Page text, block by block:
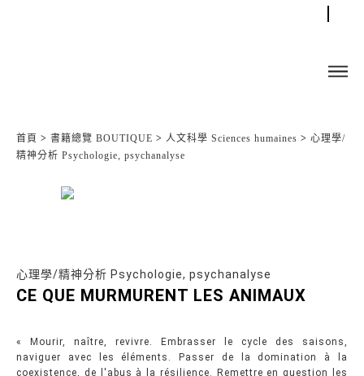
首頁 > 書籍總覽 BOUTIQUE > 人文科學 Sciences humaines > 心理學/
精神分析 Psychologie, psychanalyse
心理學/精神分析 Psychologie, psychanalyse
CE QUE MURMURENT LES ANIMAUX
« Mourir, naître, revivre. Embrasser le cycle des saisons,
naviguer avec les éléments. Passer de la domination à la
coexistence, de l'abus à la résilience. Remettre en question les